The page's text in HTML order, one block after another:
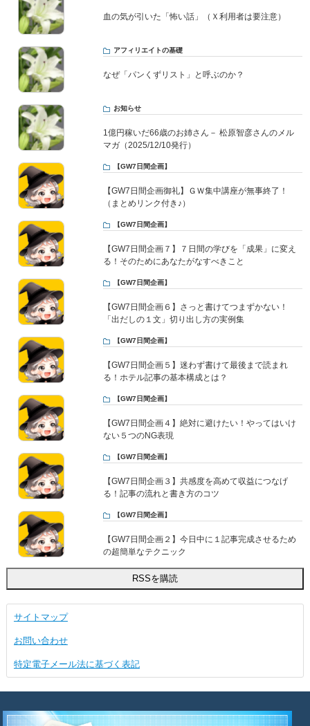
血の気が引いた「怖い話」（Ｘ利用者は要注意）
アフィリエイトの基礎
なぜ「パンくずリスト」と呼ぶのか？
お知らせ
1億円稼いだ66歳のお姉さん－ 松原智彦さんのメル
マガ（2025/12/10発行）
【GW7日間企画】
【GW7日間企画御礼】ＧＷ集中講座が無事終了！
（まとめリンク付き♪）
【GW7日間企画】
【GW7日間企画７】７日間の学びを「成果」に変え
る！そのためにあなたがなすべきこと
【GW7日間企画】
【GW7日間企画６】さっと書けてつまずかない！
「出だしの１文」切り出し方の実例集
【GW7日間企画】
【GW7日間企画５】迷わず書けて最後まで読まれ
る！ホテル記事の基本構成とは？
【GW7日間企画】
【GW7日間企画４】絶対に避けたい！やってはいけ
ない５つのNG表現
【GW7日間企画】
【GW7日間企画３】共感度を高めて収益につなげ
る！記事の流れと書き方のコツ
【GW7日間企画】
【GW7日間企画２】今日中に１記事完成させるため
の超簡単なテクニック
サイトマップ
お問い合わせ
特定電子メール法に基づく表記